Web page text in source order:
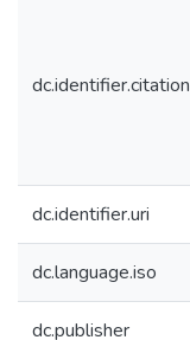
dc.identifier.citation
dc.identifier.uri
dc.language.iso
dc.publisher